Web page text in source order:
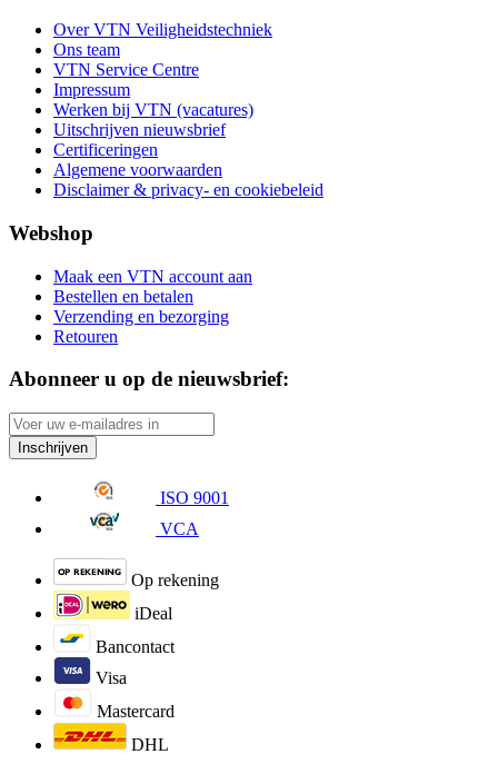
Over VTN Veiligheidstechniek
Ons team
VTN Service Centre
Impressum
Werken bij VTN (vacatures)
Uitschrijven nieuwsbrief
Certificeringen
Algemene voorwaarden
Disclaimer & privacy- en cookiebeleid
Webshop
Maak een VTN account aan
Bestellen en betalen
Verzending en bezorging
Retouren
Abonneer u op de nieuwsbrief:
Inschrijven
ISO 9001
VCA
Op rekening
iDeal
Bancontact
Visa
Mastercard
DHL